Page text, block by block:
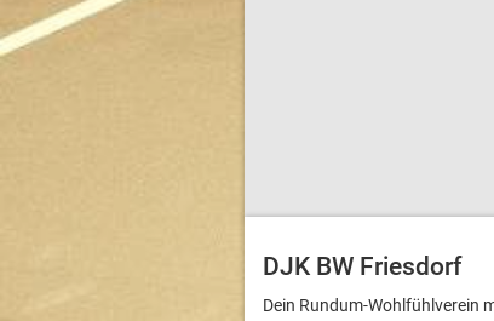
DJK BW Friesdorf
Dein Rundum-Wohlfühlverein